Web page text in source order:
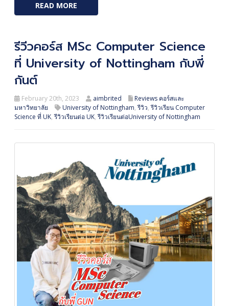
READ MORE
รีวีวคอร์ส MSc Computer Science
ที่ University of Nottingham กับพี่
กันต์
February 20th, 2023 aimbrited
Reviews คอร์สและ
มหาวิทยาลัย
University of Nottingham,รีวิว,รีวิวเรียน Computer
Science ที่ UK,รีวิวเรียนต่อ UK,รีวิวเรียนต่อUniversity of Nottingham